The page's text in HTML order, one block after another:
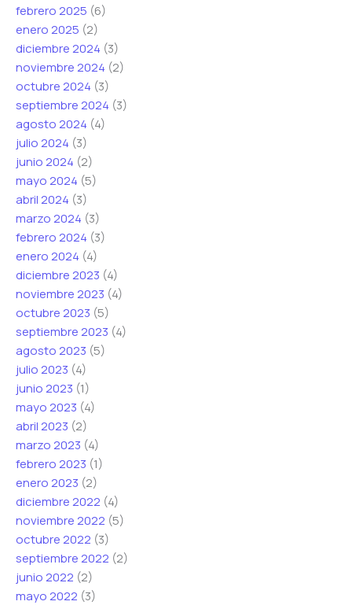
febrero 2025 (6)
enero 2025 (2)
diciembre 2024 (3)
noviembre 2024 (2)
octubre 2024 (3)
septiembre 2024 (3)
agosto 2024 (4)
julio 2024 (3)
junio 2024 (2)
mayo 2024 (5)
abril 2024 (3)
marzo 2024 (3)
febrero 2024 (3)
enero 2024 (4)
diciembre 2023 (4)
noviembre 2023 (4)
octubre 2023 (5)
septiembre 2023 (4)
agosto 2023 (5)
julio 2023 (4)
junio 2023 (1)
mayo 2023 (4)
abril 2023 (2)
marzo 2023 (4)
febrero 2023 (1)
enero 2023 (2)
diciembre 2022 (4)
noviembre 2022 (5)
octubre 2022 (3)
septiembre 2022 (2)
junio 2022 (2)
mayo 2022 (3)